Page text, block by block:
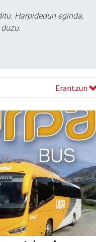
Harpidedun eginda,
Erantzun